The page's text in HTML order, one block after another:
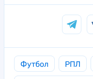
Футбол РПЛ